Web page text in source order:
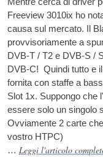
Freeview 3010ix ho
causa sul mercato. Il
provvisoriamente a
DVB-T / T2 e DVB-S /
DVB-C! Quindi tutto e
fornita con staffe a
Slot 1x. Suppongo che
essere solo un singolo
Ovviamente 2 carte
vostro HTPC)
… Leggi l'articolo